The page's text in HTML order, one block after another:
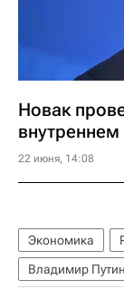
Новак
22 июня, 14:08
Экономика
Владимир Путин